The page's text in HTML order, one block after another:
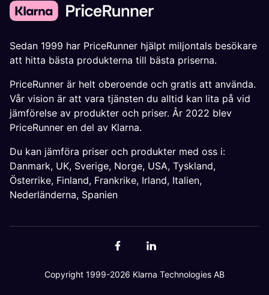
Sedan 1999 har PriceRunner hjälpt miljontals besökare
att hitta bästa produkterna till bästa priserna.
PriceRunner är helt oberoende och gratis att använda.
Vår vision är att vara tjänsten du alltid kan lita på vid
jämförelse av produkter och priser. År 2022 blev
PriceRunner en del av Klarna.
Du kan jämföra priser och produkter med oss i:
Danmark, UK, Sverige, Norge, USA, Tyskland,
Österrike, Finland, Frankrike, Irland, Italien,
Nederländerna, Spanien
Copyright 1999-2026 Klarna Technologies AB